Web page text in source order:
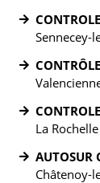
Sennecey-
La Rochelle
AUTOSUR
Châtenoy-